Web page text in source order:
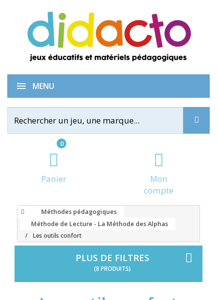
0
Panier
Mon
compte
MENU
Méthodes pédagogiques
Méthode de Lecture - La Méthode des Alphas
Les outils confort
PLUS DE FILTRES
(8 PRODUITS)